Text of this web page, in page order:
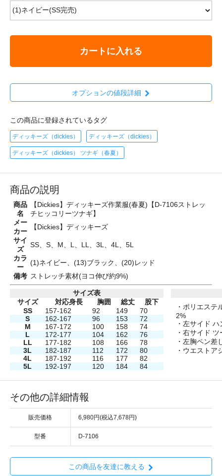
カートに入れる
オプションの値段詳細
この商品に登録されているタグ
ディッキーズ（dickies） ディッキーズ（dickies）
ディッキーズ（dickies） ツナギ（春夏）
商品の説明
商品
名
【Dickies】ディッキーズ作業服(春夏)【D-7106ストレッ
チヒッコリーツナギ】
メー
カー
【Dickies】ディッキーズ
サイ
ズ
SS、S、M、L、LL、3L、4L、5L
カラ
ー
(1)ネイビー、(13)ブラック、(20)レッド
備考 ストレッチ素材(ヨコ伸び約9%)
サイズ表
サイズ
対応身長 胸囲 総丈
股下
SS
157-162 92 149
70
S
162-167 96 153
72
M
167-172 100 158
74
L
172-177 104 162
76
LL
177-182 108 166
78
3L
182-187 112 172
80
4L
187-192 116 177
82
5L
192-197 120 184 84
・ポリエステ
2%
・左サイド
・右サイド
・左胸ペン差
・ウエストア
その他の詳細情報
販売価格 6,980円(税込7,678円)
型番 D-7106
この商品を友達に教える